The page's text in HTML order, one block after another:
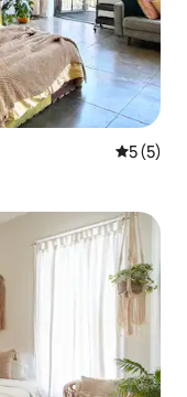
5 (5)